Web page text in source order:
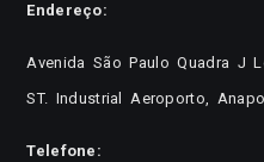
Endereço:
Avenida São Paulo Quadra J
ST. Industrial Aeroporto,
Telefone: